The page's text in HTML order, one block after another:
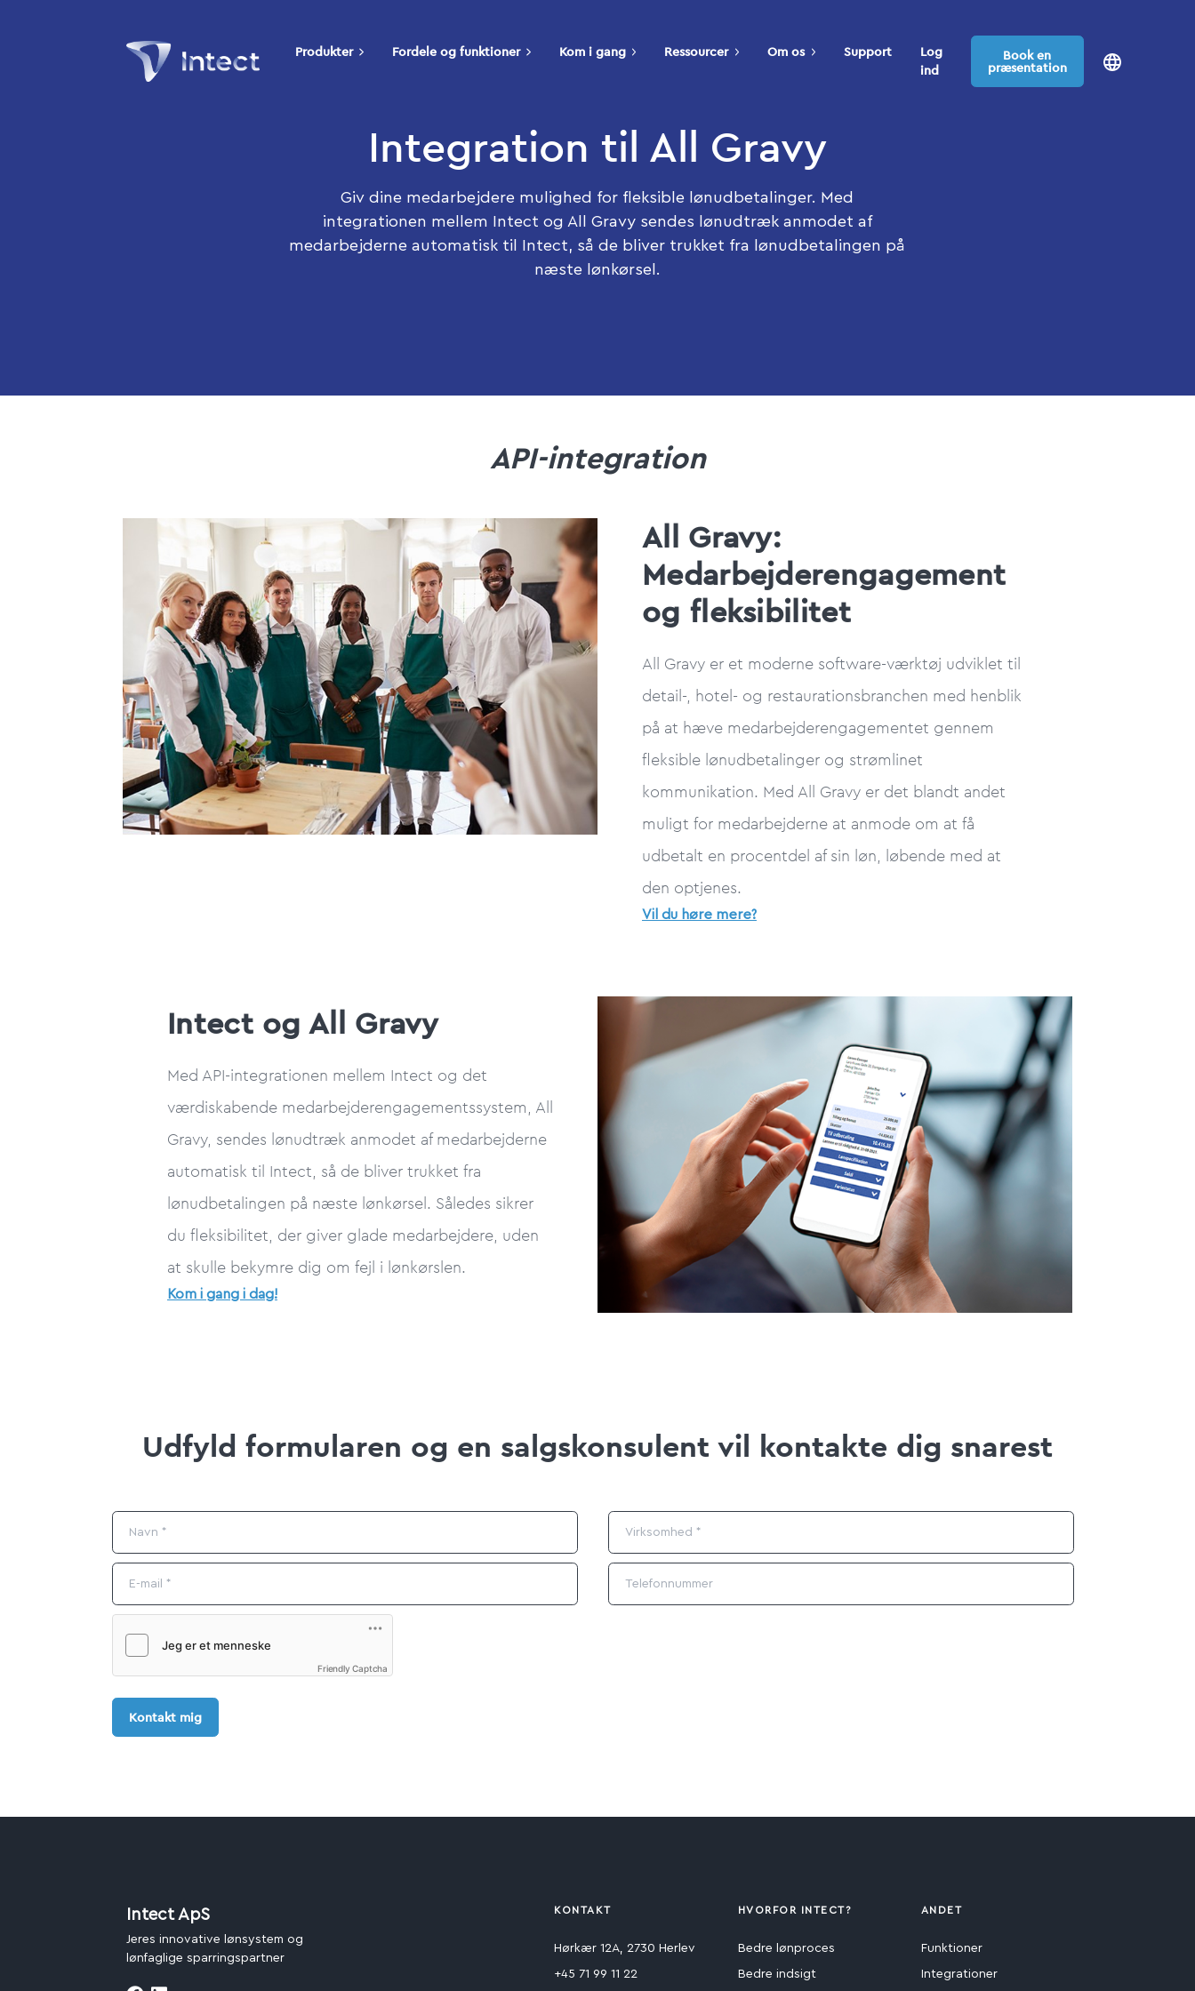
Produkter Fordele og funktioner Kom i gang Ressourcer Om os Support
Log
ind
Book en
præsentation
Integration til All Gravy
Giv dine medarbejdere mulighed for fleksible lønudbetalinger. Med
integrationen mellem Intect og All Gravy sendes lønudtræk anmodet af
medarbejderne automatisk til Intect, så de bliver trukket fra lønudbetalingen på
næste lønkørsel.
API-integration
All Gravy:
Medarbejderengagement
og fleksibilitet
All Gravy er et moderne software-værktøj udviklet til
detail-, hotel- og restaurationsbranchen med henblik
på at hæve medarbejderengagementet gennem
fleksible lønudbetalinger og strømlinet
kommunikation. Med All Gravy er det blandt andet
muligt for medarbejderne at anmode om at få
udbetalt en procentdel af sin løn, løbende med at
den optjenes.
Vil du høre mere?
Intect og All Gravy
Med API-integrationen mellem Intect og det
værdiskabende medarbejderengagementssystem, All
Gravy, sendes lønudtræk anmodet af medarbejderne
automatisk til Intect, så de bliver trukket fra
lønudbetalingen på næste lønkørsel. Således sikrer
du fleksibilitet, der giver glade medarbejdere, uden
at skulle bekymre dig om fejl i lønkørslen.
Kom i gang i dag!
Udfyld formularen og en salgskonsulent vil kontakte dig snarest
Friendly Captcha
Kontakt mig
Intect ApS
Jeres innovative lønsystem og
lønfaglige sparringspartner
KONTAKT
Hørkær 12A, 2730 Herlev
+45 71 99 11 22
HVORFOR INTECT?
Bedre lønproces
Bedre indsigt
ANDET
Funktioner
Integrationer